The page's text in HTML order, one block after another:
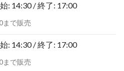
: 14:30 / 終了: 17:00
まで販売
: 14:30 / 終了: 17:00
まで販売